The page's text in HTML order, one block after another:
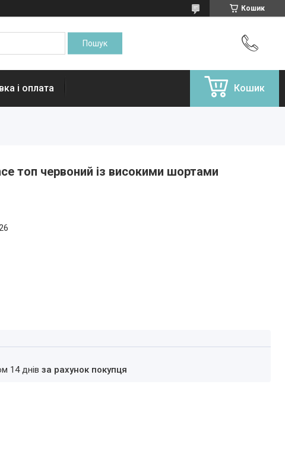
Кошик
і оплата Кошик
топ червоний із високими шортами
14 днів за рахунок покупця